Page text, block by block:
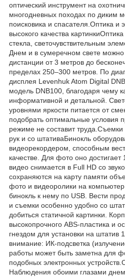
оптический инструмент на
многодневных походах по диким
поисковика и спасателя.Оптика и
высокого качества
стекла, светочувствительным
Днем и в сумеречном свете можно
дистанции от 3 метров до
пределах 250–300 метров. По
дисплея Levenhuk Atom Digital
модель DNB100, благодаря чему
информативной и детальной.
уровнями яркости питается от
подобрать оптимальные условия
режиме не составит
рук и со штативаБинокль
видеорекордером, способным
качестве. Для фото оно
видео снимается в Full HD со
сохраняются на карту памяти
фото и видеоролики на
бинокль к нему по USB. Вести
и съемки особенно удобно со
добиться статичной картинки.
высокопрочного ABS-пластика и
гнездом для установки на
внимание: ИК-подсветка
работы может быть заметна для
подобных электронных
Наблюдения обоими глазами